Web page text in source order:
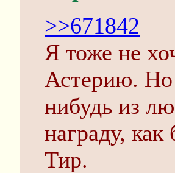
>>671842
Я тоже не
Астерию. Но
нибудь из
награду,
Тир.